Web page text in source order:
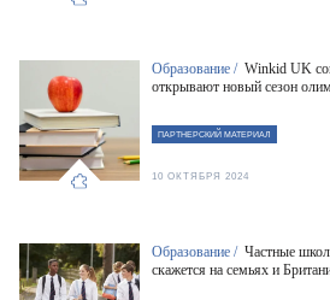
Образование / Winkid UK
открывают новый сезон
ПАРТНЕРСКИЙ МАТЕРИАЛ
10 ОКТЯБРЯ 2024
Образование / Частные
скажется на семьях и